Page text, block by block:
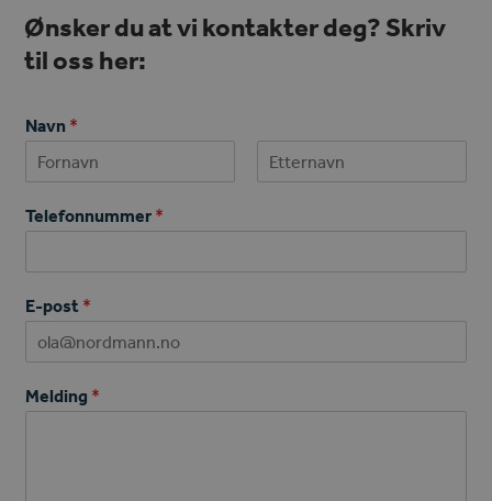
Ønsker du at vi kontakter deg? Skriv
til oss her:
Navn *
Telefonnummer *
E-post *
Melding *